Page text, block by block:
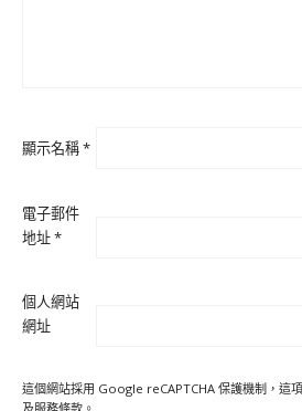
顯示名稱*
電子郵件
地址*
個人網站
網址
這個網站採用 Google reCAPTCHA 保護機制，這